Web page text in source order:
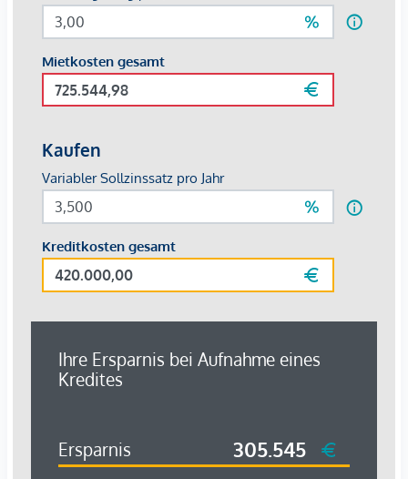
E-Ladestationen für PKW sowie der bewusste Einsatz
langlebiger und umweltfreundlicher Bauprodukte
unterstreichen den zukunftsorientierten Anspruch des
Projekts. Die angestrebte Zertifizierung nach ÖGNI/DGNB
Nachhaltigkeitsstandard von ODO25.
Optional kann ein Stellplatz in der hauseigenen Tiefgarage
um € 110,– brutto pro Monat angemietet werden.
Unterlagen für die Anmietung:
- Reisepass/Personalausweis
- Letzten 3 Lohnzettel/Arbeitsvertrag/letzter
- Aufenthaltstitel bei Drittstaatenangehörigen
für die Miete ausgegeben werden. Sollte die Bonität nicht